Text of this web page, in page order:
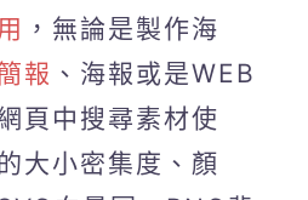
，無論是製作海
報 、海報或是WEB
頁中搜尋素材使
大小密集度、顏